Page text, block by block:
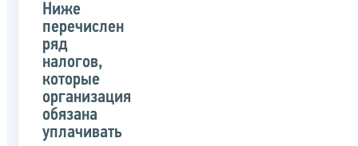
Ниже
перечислен
ряд
налогов,
которые
организация
обязана
уплачивать